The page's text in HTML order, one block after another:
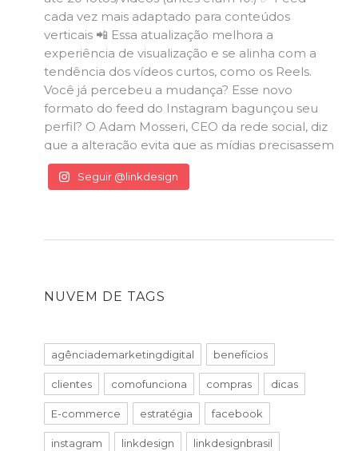
Seguir @linkdesign
NUVEM DE TAGS
agênciademarketingdigital benefícios
clientes comofunciona compras dicas
E-commerce estratégia facebook
instagram linkdesign linkdesignbrasil